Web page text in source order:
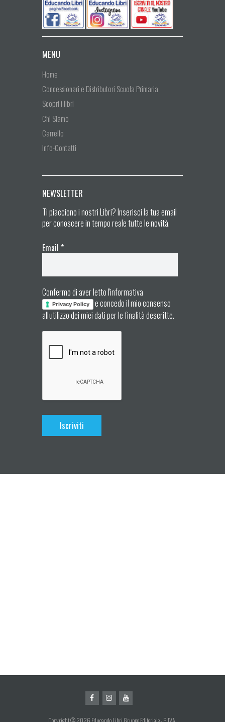
MENU
Home
Concessionari e Distributori Scuola Primaria
Scopri i libri
Chi Siamo
Carrello
Info-Contatti
NEWSLETTER
Ti piacciono i nostri Libri? Inserisci la tua email
per conoscere in tempo reale tutte le novità.
Email *
Confermo di aver letto l'informativa
Privacy Policy
e concedo il mio consenso
all'utilizzo dei miei dati per le finalità descritte.
Copyright © 2026 Educando Libri Gruppo Editoriale - P. IVA: